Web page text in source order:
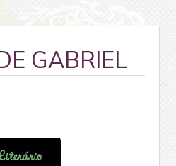
GABRIEL